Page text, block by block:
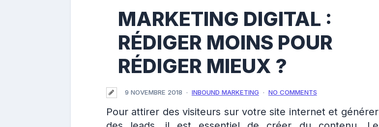
MARKETING DIGITAL :
RÉDIGER MOINS POUR
RÉDIGER MIEUX ?
9 NOVEMBRE 2018 INBOUND MARKETING NO COMMENTS
Pour attirer des visiteurs sur votre site internet et générer